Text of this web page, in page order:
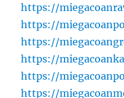
https://
https://
https://
https://
https://
https://